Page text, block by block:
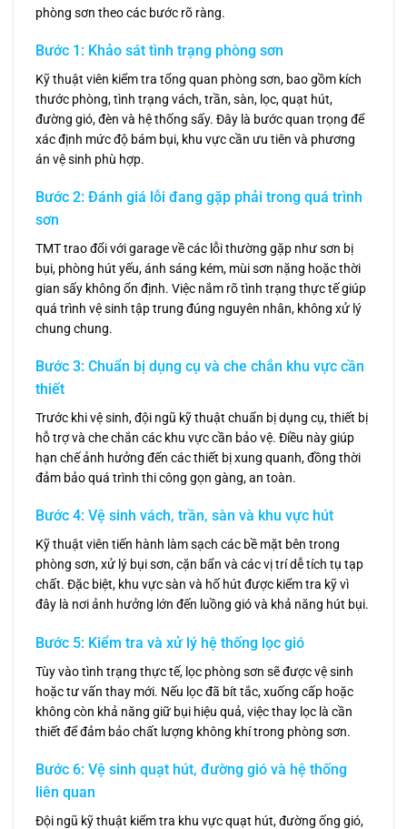
phòng sơn theo các bước rõ ràng.
Bước 1: Khảo sát tình trạng phòng sơn
Kỹ thuật viên kiểm tra tổng quan phòng sơn, bao gồm kích
thước phòng, tình trạng vách, trần, sàn, lọc, quạt hút,
đường gió, đèn và hệ thống sấy. Đây là bước quan trọng để
xác định mức độ bám bụi, khu vực cần ưu tiên và phương
án vệ sinh phù hợp.
Bước 2: Đánh giá lỗi đang gặp phải trong quá trình
sơn
TMT trao đổi với garage về các lỗi thường gặp như sơn bị
bụi, phòng hút yếu, ánh sáng kém, mùi sơn nặng hoặc thời
gian sấy không ổn định. Việc nắm rõ tình trạng thực tế giúp
quá trình vệ sinh tập trung đúng nguyên nhân, không xử lý
chung chung.
Bước 3: Chuẩn bị dụng cụ và che chắn khu vực cần
thiết
Trước khi vệ sinh, đội ngũ kỹ thuật chuẩn bị dụng cụ, thiết bị
hỗ trợ và che chắn các khu vực cần bảo vệ. Điều này giúp
hạn chế ảnh hưởng đến các thiết bị xung quanh, đồng thời
đảm bảo quá trình thi công gọn gàng, an toàn.
Bước 4: Vệ sinh vách, trần, sàn và khu vực hút
Kỹ thuật viên tiến hành làm sạch các bề mặt bên trong
phòng sơn, xử lý bụi sơn, cặn bẩn và các vị trí dễ tích tụ tạp
chất. Đặc biệt, khu vực sàn và hố hút được kiểm tra kỹ vì
đây là nơi ảnh hưởng lớn đến luồng gió và khả năng hút bụi.
Bước 5: Kiểm tra và xử lý hệ thống lọc gió
Tùy vào tình trạng thực tế, lọc phòng sơn sẽ được vệ sinh
hoặc tư vấn thay mới. Nếu lọc đã bít tắc, xuống cấp hoặc
không còn khả năng giữ bụi hiệu quả, việc thay lọc là cần
thiết để đảm bảo chất lượng không khí trong phòng sơn.
Bước 6: Vệ sinh quạt hút, đường gió và hệ thống
liên quan
Đội ngũ kỹ thuật kiểm tra khu vực quạt hút, đường ống gió,